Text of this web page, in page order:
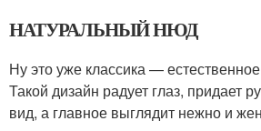
НАТУРАЛЬНЫЙ НЮД
Ну это уже классика —
Такой дизайн радует глаз, придает
вид, а главное выглядит нежно и